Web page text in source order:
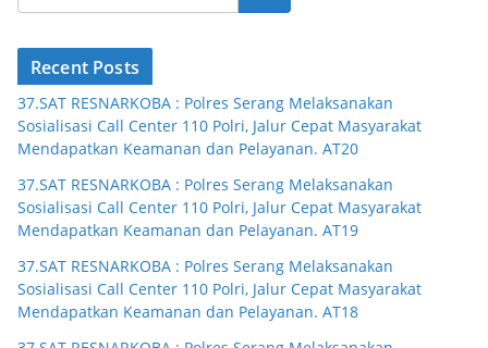
Recent Posts
37.SAT RESNARKOBA : Polres Serang Melaksanakan
Sosialisasi Call Center 110 Polri, Jalur Cepat Masyarakat
Mendapatkan Keamanan dan Pelayanan. AT20
37.SAT RESNARKOBA : Polres Serang Melaksanakan
Sosialisasi Call Center 110 Polri, Jalur Cepat Masyarakat
Mendapatkan Keamanan dan Pelayanan. AT19
37.SAT RESNARKOBA : Polres Serang Melaksanakan
Sosialisasi Call Center 110 Polri, Jalur Cepat Masyarakat
Mendapatkan Keamanan dan Pelayanan. AT18